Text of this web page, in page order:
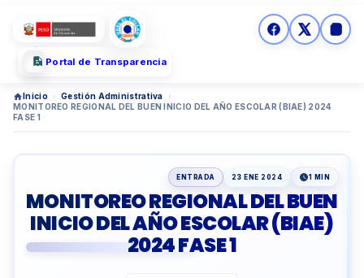
Portal de Transparencia
Inicio › Gestión Administrativa
›
MONITOREO REGIONAL DEL BUEN INICIO DEL AÑO ESCOLAR (BIAE) 2024
FASE 1
ENTRADA 23 ENE 2024 1 MIN
MONITOREO REGIONAL DEL BUEN
INICIO DEL AÑO ESCOLAR (BIAE)
2024 FASE 1